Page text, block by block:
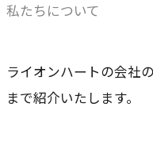
私たちについて
ライオンハートの会社
まで紹介いたします。